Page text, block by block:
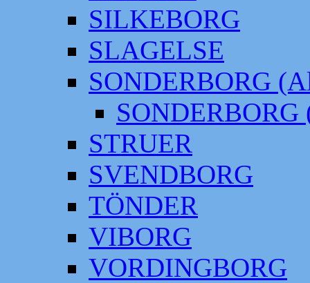
SILKEBORG
SLAGELSE
SONDERBORG
SONDERBORG
STRUER
SVENDBORG
TÖNDER
VIBORG
VORDINGBORG